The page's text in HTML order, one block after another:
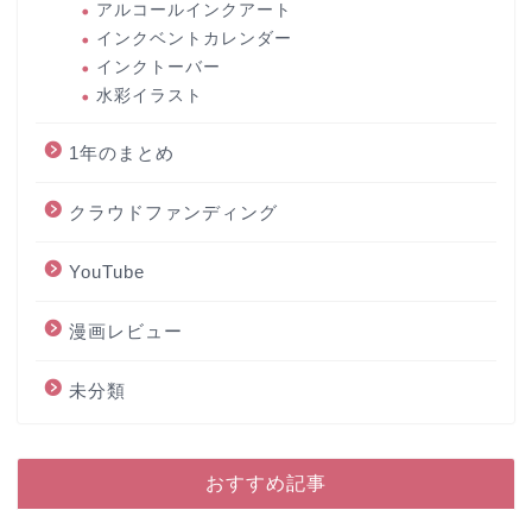
アルコールインクアート
インクベントカレンダー
インクトーバー
水彩イラスト
1年のまとめ
クラウドファンディング
YouTube
漫画レビュー
未分類
おすすめ記事